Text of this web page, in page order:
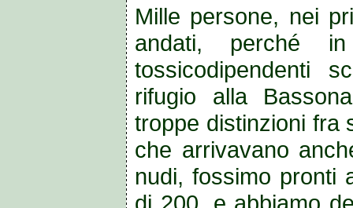
Mille persone, nei
andati, perché
tossicodipendenti
rifugio alla
troppe distinzioni fra
che arrivavano
nudi, fossimo pronti